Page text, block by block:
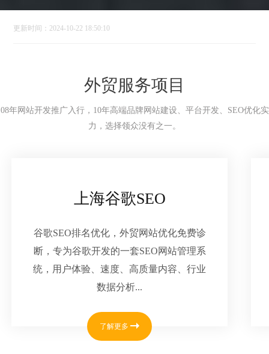
更新时间：2024-10-22 18:50:10
外贸服务项目
08年网站开发推广入行，10年高端品牌网站建设、平台开发、SEO优化实
力，选择领众没有之一。
上海谷歌SEO
谷歌SEO排名优化，外贸网站优化免费诊
断，专为谷歌开发的一套SEO网站管理系
统，用户体验、速度、高质量内容、行业
数据分析...
了解更多